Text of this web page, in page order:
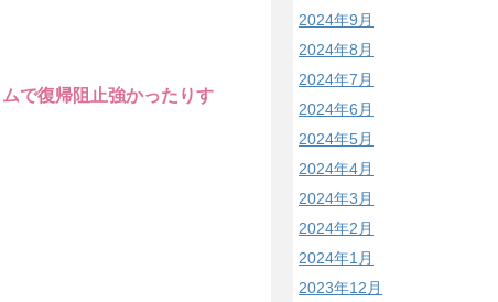
で復帰阻止強かったりす
2024年9月
2024年8月
2024年7月
2024年6月
2024年5月
2024年4月
2024年3月
2024年2月
2024年1月
2023年12月